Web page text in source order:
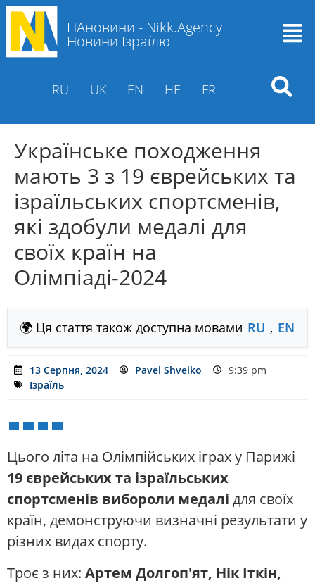
НАновини - Nikk.Agency
Новини Ізраїлю
RU UK EN HE FR
Українське походження
мають 3 з 19 єврейських та
ізраїльських спортсменів,
які здобули медалі для
своїх країн на
Олімпіаді-2024
🌍 Ця стаття також доступна мовами RU , EN
13 Серпня, 2024 Pavel Shveiko
9:39 pm
Ізраїль
Цього літа на Олімпійських іграх у Парижі
19 єврейських та ізраїльських
спортсменів вибороли медалі для своїх
країн, демонструючи визначні результати у
різних видах спорту.
Троє з них: Артем Долгоп'ят, Нік Іткін,